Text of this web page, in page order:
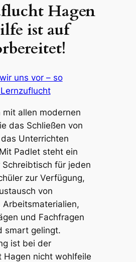
Hagen
ist auf
uns vor – so
mit allen modernen
das Schließen von
Unterrichten
Padlet steht ein
für jeden
zur Verfügung,
von
Arbeitsmaterialien,
und Fachfragen
smart gelingt.
ist bei der
Hagen nicht wohlfeile